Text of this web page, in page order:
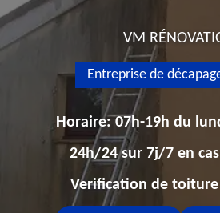
VM
Entreprise de
Horaire: 07h-19h du
24h/24 sur 7j/7 en
Verification de